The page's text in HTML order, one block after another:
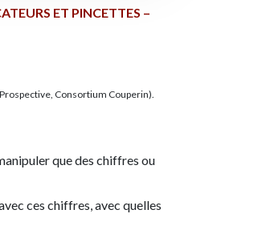
ET PINCETTES –
Consortium Couperin).
que des chiffres ou
ces chiffres, avec quelles